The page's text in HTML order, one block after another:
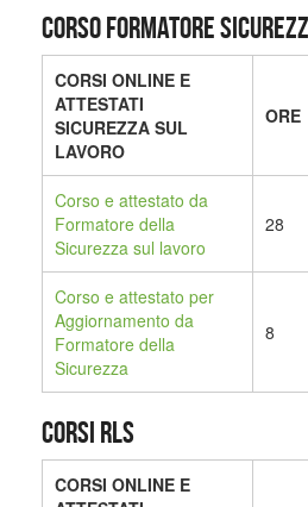
CORSO FORMATORE
CORSI ONLINE E
ATTESTATI
SICUREZZA SUL
LAVORO
ORE
Corso e attestato da
Formatore della
Sicurezza sul lavoro
28
Corso e attestato per
Aggiornamento da
Formatore della
Sicurezza
8
CORSI RLS
CORSI ONLINE E